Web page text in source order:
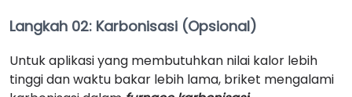
Langkah 02: Karbonisasi (Opsional)
Untuk aplikasi yang membutuhkan nilai kalor lebih
tinggi dan waktu bakar lebih lama, briket mengalami